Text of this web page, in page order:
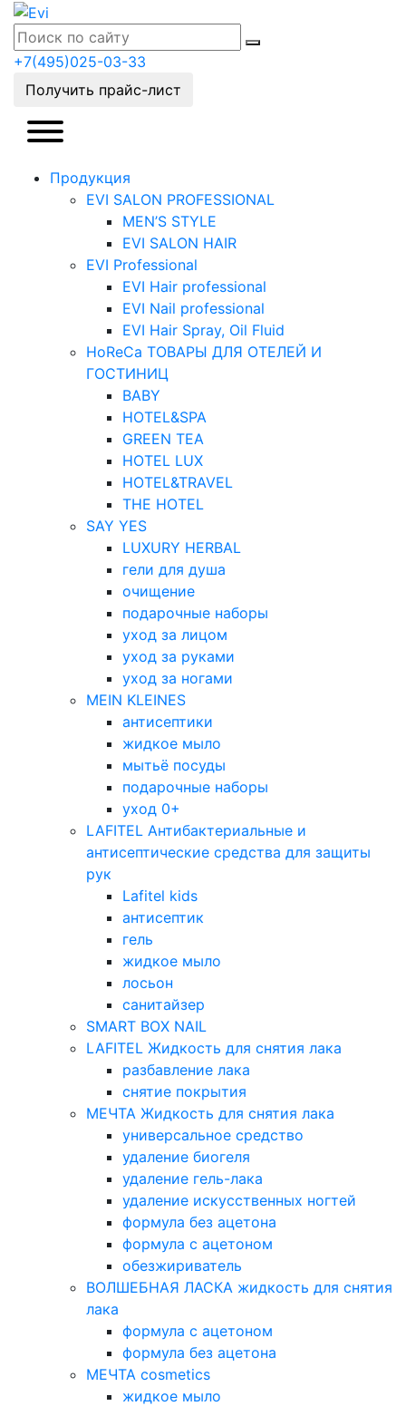
+7(495)025-03-33
Получить прайс-лист
Продукция
EVI SALON PROFESSIONAL
MEN’S STYLE
EVI SALON HAIR
EVI Professional
EVI Hair professional
EVI Nail professional
EVI Hair Spray, Oil Fluid
HoReCa ТОВАРЫ ДЛЯ ОТЕЛЕЙ И
ГОСТИНИЦ
BABY
HOTEL&SPA
GREEN TEA
HOTEL LUX
HOTEL&TRAVEL
THE HOTEL
SAY YES
LUXURY HERBAL
гели для душа
очищение
подарочные наборы
уход за лицом
уход за руками
уход за ногами
MEIN KLEINES
антисептики
жидкое мыло
мытьё посуды
подарочные наборы
уход 0+
LAFITEL Антибактериальные и
антисептические средства для защиты
рук
Lafitel kids
антисептик
гель
жидкое мыло
лосьон
санитайзер
SMART BOX NAIL
LAFITEL Жидкость для снятия лака
разбавление лака
снятие покрытия
МЕЧТА Жидкость для снятия лака
универсальное средство
удаление биогеля
удаление гель-лака
удаление искусственных ногтей
формула без ацетона
формула с ацетоном
обезжириватель
ВОЛШЕБНАЯ ЛАСКА жидкость для снятия
лака
формула с ацетоном
формула без ацетона
МЕЧТА cosmetics
жидкое мыло